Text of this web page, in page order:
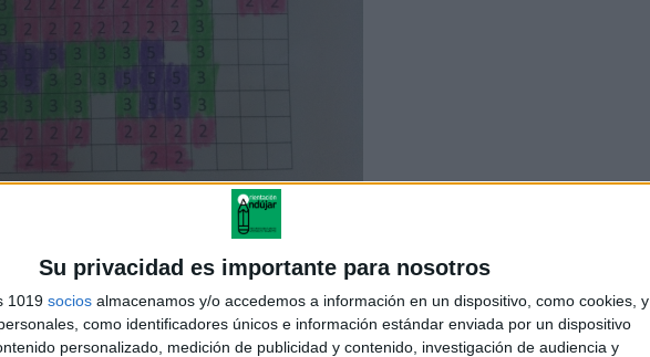
Su privacidad es importante para nosotros
1019 socios almacenamos y/o accedemos a información en un dispositivo, como cookies, y
como identificadores únicos e información estándar enviada por un dispositivo
personalizado, medición de publicidad y contenido, investigación de audiencia y
@NubecitasdeScreadora del blogNubecitas de Sabiduría, y
. Trabajando nuestras Mandalas